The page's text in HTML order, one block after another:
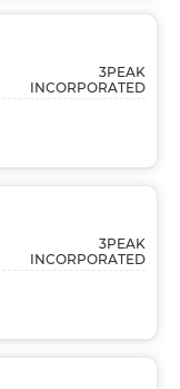
3PEAK
INCORPORATED
3PEAK
INCORPORATED